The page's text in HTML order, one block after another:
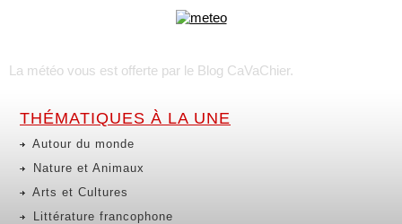
La météo vous est offerte par le Blog CaVaChier.
THÉMATIQUES À LA UNE
Autour du monde
Nature et Animaux
Arts et Cultures
Littérature francophone